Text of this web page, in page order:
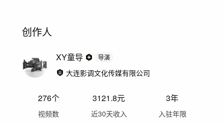
创作人
XY童导 导演
大连影调文化传媒有限公司
276个
视频数
3121.8元
近30天收入
3年
入驻年限